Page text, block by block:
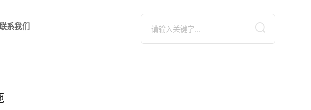
系我们